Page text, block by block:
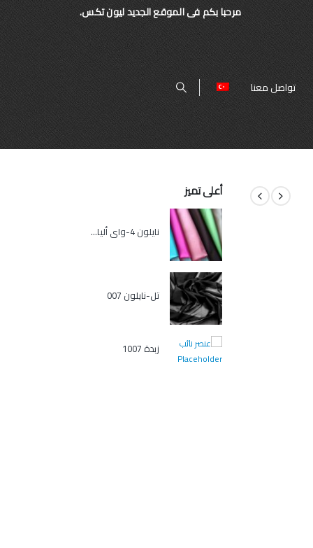
مرحبا بكم فى الموقع الجديد ليون تكس.
تواصل معنا
أعلى تميز
نايلون 4-واي ألياف لدنة
تل-نايلون 007
زبدة 1007